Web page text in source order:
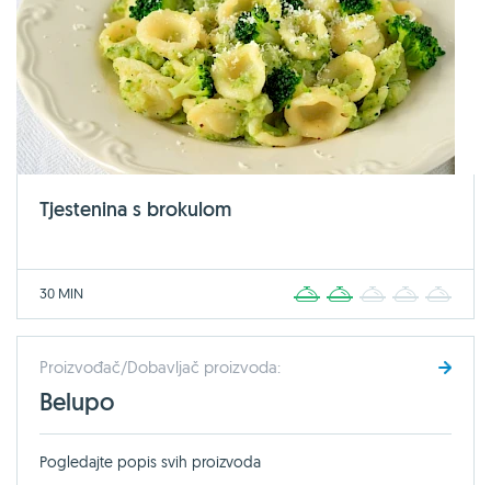
Tjestenina s brokulom
30 MIN 2 3 4
Proizvođač/Dobavljač proizvoda:
Belupo
Pogledajte popis svih proizvoda